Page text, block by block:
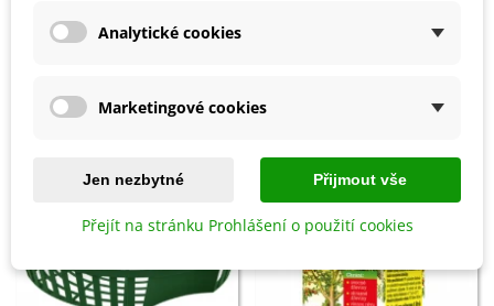
Detaily produktu
Analytické cookies
Marketingové cookies
Jen nezbytné Přijmout vše
Přejít na stránku Prohlášení o použití cookies